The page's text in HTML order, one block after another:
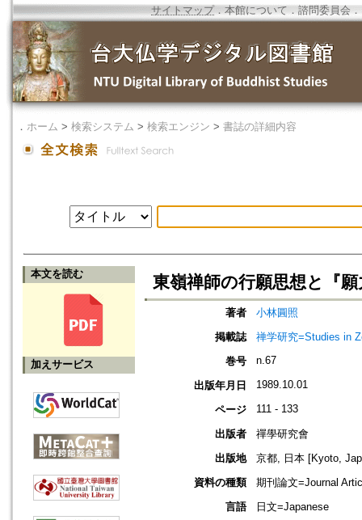
サイトマップ．本館について ． 諮問委員会 ．
． ホーム > 検索システム > 検索エンジン > 書誌の詳細内容
本文を読む
加えサービス
東嶺禅師の行願思想と『
著者
小林圓照
掲載誌
禅学研究=Studies in
巻号
n.67
出版年月日 1989.10.01
ページ 111 - 133
出版者
禪學研究會
出版地
京都, 日本 [Kyoto,
資料の種類
期刊論文=Journal
言語
日文=Japanese